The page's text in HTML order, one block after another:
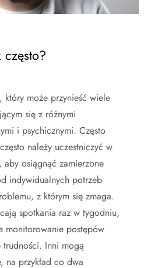
który może przynieść wiele
się z różnymi
i psychicznymi. Często
należy uczestniczyć w
aby osiągnąć zamierzone
indywidualnych potrzeb
z którym się zmaga.
spotkania raz w tygodniu,
monitorowanie postępów
Inni mogą
na przykład co dwa